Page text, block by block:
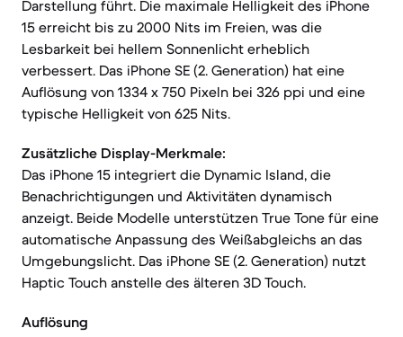
Darstellung führt. Die maximale Helligkeit des iPhone
15 erreicht bis zu 2000 Nits im Freien, was die
Lesbarkeit bei hellem Sonnenlicht erheblich
verbessert. Das iPhone SE (2. Generation) hat eine
Auflösung von 1334 x 750 Pixeln bei 326 ppi und eine
typische Helligkeit von 625 Nits.
Zusätzliche Display-Merkmale:
Das iPhone 15 integriert die Dynamic Island, die
Benachrichtigungen und Aktivitäten dynamisch
anzeigt. Beide Modelle unterstützen True Tone für eine
automatische Anpassung des Weißabgleichs an das
Umgebungslicht. Das iPhone SE (2. Generation) nutzt
Haptic Touch anstelle des älteren 3D Touch.
Auflösung